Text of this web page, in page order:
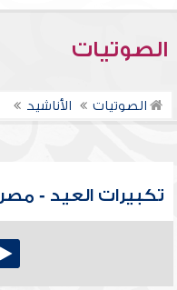
الصوتيات
الصوتيات الأناشيد
تكبيرات العيد - مصر